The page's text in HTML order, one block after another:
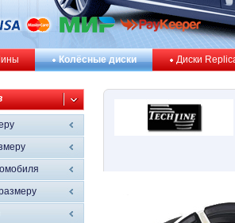
Колёсные диски Диски